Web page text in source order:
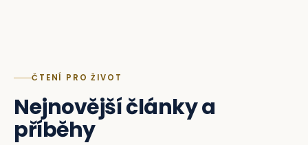
ČTENÍ PRO ŽIVOT
Nejnovější články a
příběhy